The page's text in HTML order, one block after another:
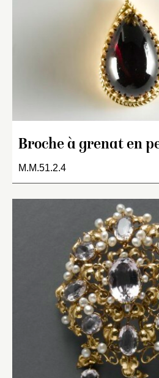
Broche à grenat en
M.M.51.2.4